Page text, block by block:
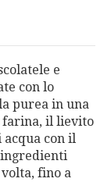
e
con lo
purea in una
farina, il lievito
con il
ingredienti
volta, fino a